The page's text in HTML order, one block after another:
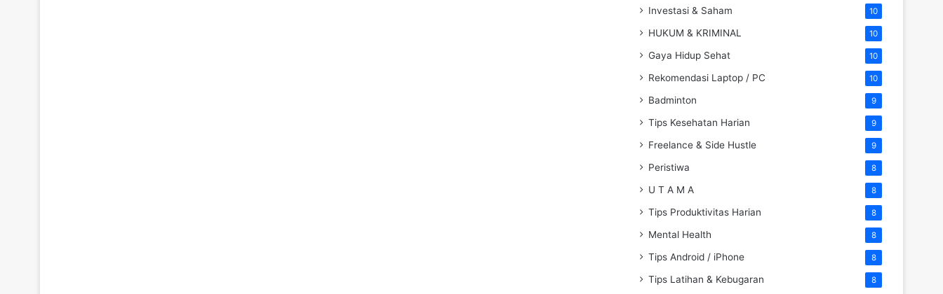
Investasi & Saham 10
HUKUM & KRIMINAL 10
Gaya Hidup Sehat 10
Rekomendasi Laptop / PC 10
Badminton 9
Tips Kesehatan Harian 9
Freelance & Side Hustle 9
Peristiwa 8
U T A M A 8
Tips Produktivitas Harian 8
Mental Health 8
Tips Android / iPhone 8
Tips Latihan & Kebugaran 8